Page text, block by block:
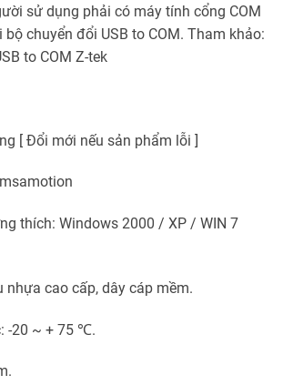
sử dụng phải có máy tính cổng COM
bộ chuyển đổi USB to COM. Tham khảo:
to COM Z-tek
[ Đổi mới nếu sản phẩm lỗi ]
thích: Windows 2000 / XP / WIN 7
nhựa cao cấp, dây cáp mềm.
-20 ~ + 75 ℃.